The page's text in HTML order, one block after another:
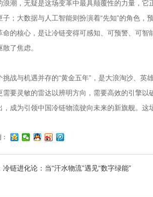
浪潮，无疑是这场变革中最具颠覆性的力量，它
子；大数据与人工智能则扮演着“先知”的角色
命的核心，是让冷链变得可感知、可预警、可
散了焦虑。
挑战与机遇并存的“黄金五年”，是大浪淘沙、
需要灵敏的雷达以辨明方向，需要高效的引擎
，成为引领中国冷链物流驶向未来的新旗舰。
冷链进化论：当“汗水物流”遇见“数字绿能”